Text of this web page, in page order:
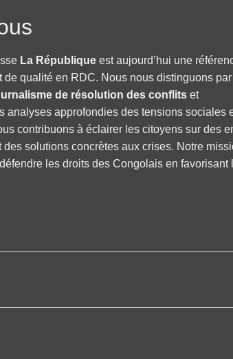
La République est aujourd’hui une
de qualité en RDC. Nous nous distinguons par
de résolution des conflits et
analyses approfondies des tensions sociales
contribuons à éclairer les citoyens sur des
solutions concrètes aux crises. Notre
les droits des Congolais en favorisant